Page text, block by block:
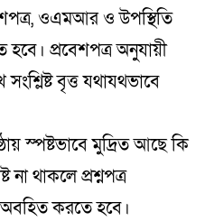
ওএমআর ও উপস্থিতি
প্রবেশপত্র অনুযায়ী
সংশ্লিষ্ট বৃত্ত যথাযথভাবে
স্পষ্টভাবে মুদ্রিত আছে কি
না থাকলে প্রশ্নপত্র
করতে হবে।